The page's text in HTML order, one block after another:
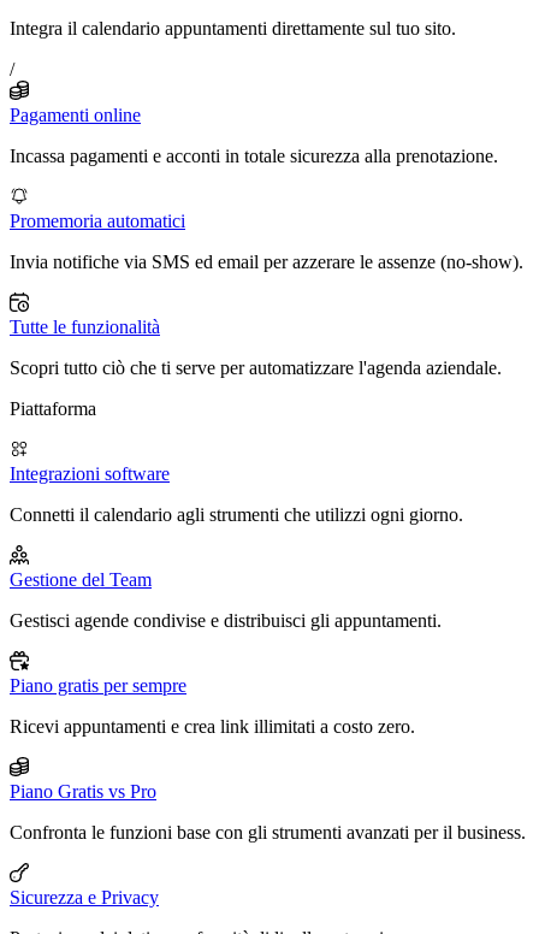
Integra il calendario appuntamenti direttamente sul tuo sito.
/
Pagamenti online
Incassa pagamenti e acconti in totale sicurezza alla prenotazione.
Promemoria automatici
Invia notifiche via SMS ed email per azzerare le assenze (no-show).
Tutte le funzionalità
Scopri tutto ciò che ti serve per automatizzare l'agenda aziendale.
Piattaforma
Integrazioni software
Connetti il calendario agli strumenti che utilizzi ogni giorno.
Gestione del Team
Gestisci agende condivise e distribuisci gli appuntamenti.
Piano gratis per sempre
Ricevi appuntamenti e crea link illimitati a costo zero.
Piano Gratis vs Pro
Confronta le funzioni base con gli strumenti avanzati per il business.
Sicurezza e Privacy